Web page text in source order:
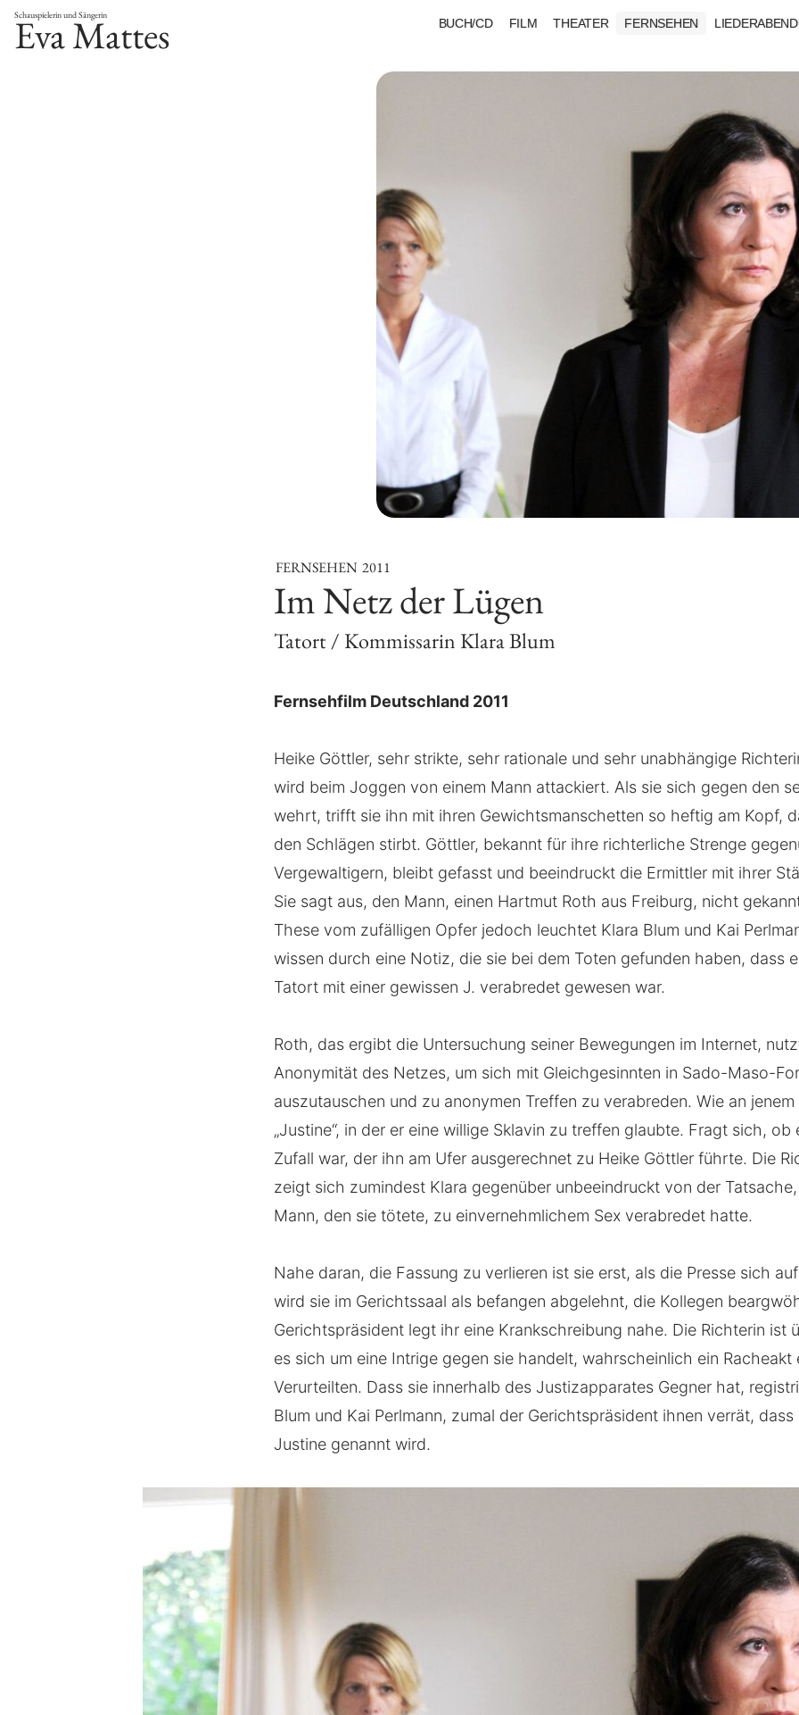
Schauspielerin und Sängerin
Eva Mattes BUCH/CD FILM THEATER FERNSEHEN
FERNSEHEN 2011
Im Netz der Lügen
Tatort / Kommissarin Klara Blum
Fernsehfilm Deutschland 2011
Heike Göttler, sehr strikte, sehr rationale und sehr unabhängige
wird beim Joggen von einem Mann attackiert. Als sie sich gegen den
wehrt, trifft sie ihn mit ihren Gewichtsmanschetten so heftig am Kopf,
den Schlägen stirbt. Göttler, bekannt für ihre richterliche Strenge
Vergewaltigern, bleibt gefasst und beeindruckt die Ermittler mit ihrer
Sie sagt aus, den Mann, einen Hartmut Roth aus Freiburg, nicht
These vom zufälligen Opfer jedoch leuchtet Klara Blum und Kai
wissen durch eine Notiz, die sie bei dem Toten gefunden haben, dass
Tatort mit einer gewissen J. verabredet gewesen war.
Roth, das ergibt die Untersuchung seiner Bewegungen im Internet,
Anonymität des Netzes, um sich mit Gleichgesinnten in Sado-Maso-
auszutauschen und zu anonymen Treffen zu verabreden. Wie an
„Justine“, in der er eine willige Sklavin zu treffen glaubte. Fragt sich, ob
Zufall war, der ihn am Ufer ausgerechnet zu Heike Göttler führte. Die
zeigt sich zumindest Klara gegenüber unbeeindruckt von der
Mann, den sie tötete, zu einvernehmlichem Sex verabredet hatte.
Nahe daran, die Fassung zu verlieren ist sie erst, als die Presse sich
wird sie im Gerichtssaal als befangen abgelehnt, die Kollegen
Gerichtspräsident legt ihr eine Krankschreibung nahe. Die Richterin ist
es sich um eine Intrige gegen sie handelt, wahrscheinlich ein Racheakt
Verurteilten. Dass sie innerhalb des Justizapparates Gegner hat,
Blum und Kai Perlmann, zumal der Gerichtspräsident ihnen verrät,
Justine genannt wird.